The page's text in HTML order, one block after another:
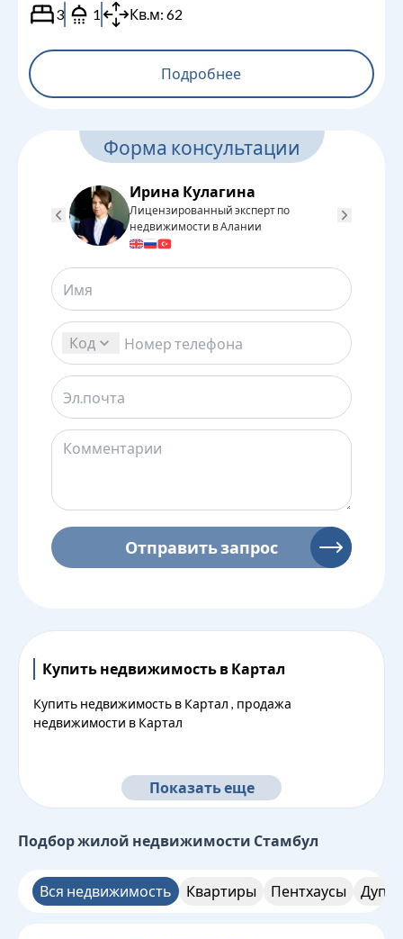
3
1 Кв.м: 62
Подробнее
Форма консультации
Ирина Кулагина
Лицензированный эксперт по
недвижимости в Алании
Код
Отправить запрос
Купить недвижимость в Картал
Купить недвижимость в Картал , продажа
недвижимости в Картал
Показать еще
Подбор жилой недвижимости Стамбул
Вся недвижимость Квартиры Пентхаусы